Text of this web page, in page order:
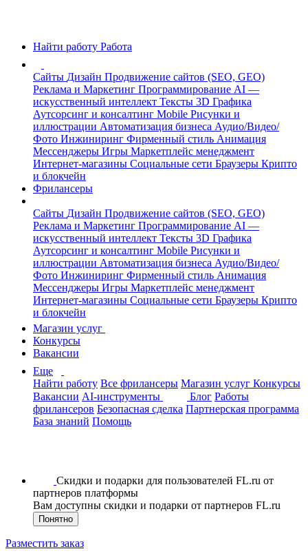
Найти работу Работа
Сайты Дизайн Продвижение сайтов (SEO, GEO)
Реклама и Маркетинг Программирование AI —
искусственный интеллект Тексты 3D Графика
Аутсорсинг и консалтинг Mobile Рисунки и
иллюстрации Автоматизация бизнеса Аудио/Видео/
Фото Инжиниринг Фирменный стиль Анимация
Мессенджеры Игры Маркетплейс менеджмент
Интернет-магазины Социальные сети Браузеры Крипто
и блокчейн
Фрилансеры
Сайты Дизайн Продвижение сайтов (SEO, GEO)
Реклама и Маркетинг Программирование AI —
искусственный интеллект Тексты 3D Графика
Аутсорсинг и консалтинг Mobile Рисунки и
иллюстрации Автоматизация бизнеса Аудио/Видео/
Фото Инжиниринг Фирменный стиль Анимация
Мессенджеры Игры Маркетплейс менеджмент
Интернет-магазины Социальные сети Браузеры Крипто
и блокчейн
Магазин услуг
Конкурсы
Вакансии
Еще
Найти работу Все фрилансеры Магазин услуг Конкурсы
Вакансии AI-инструменты Блог Работы
фрилансеров Безопасная сделка Партнерская программа
База знаний Помощь
Скидки и подарки для пользователей FL.ru от
партнеров платформы
Вам доступны скидки и подарки от партнеров FL.ru
Понятно
Разместить заказ